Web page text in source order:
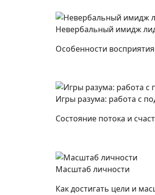
Невербальный имидж
Особенности
Игры разума: работа с
Состояние потока и
Масштаб личности
Как достигать цели и